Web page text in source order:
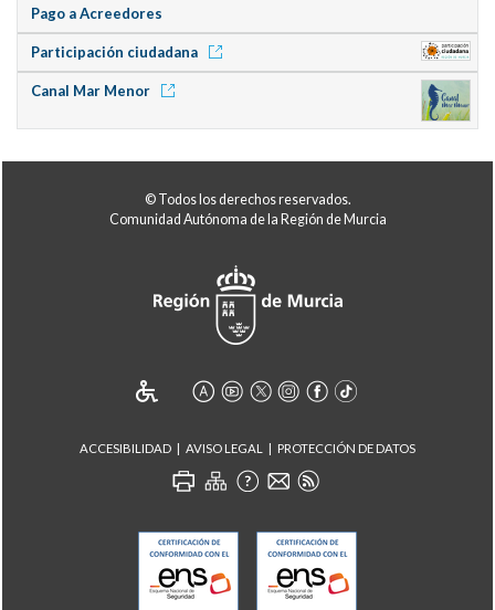
Pago a Acreedores
Participación ciudadana
Canal Mar Menor
© Todos los derechos reservados.
Comunidad Autónoma de la Región de Murcia
ACCESIBILIDAD AVISO LEGAL PROTECCIÓN DE DATOS